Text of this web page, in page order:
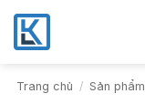
Bỏ
qua
nội
dungTrang chủ / Sản phẩm